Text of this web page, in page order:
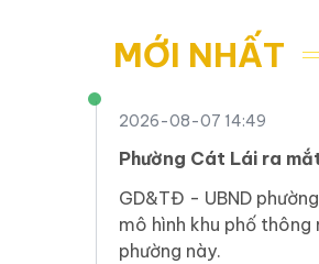
MỚI NHẤT
2026-08-07 14:49
Phường Cát Lái ra
GD&TĐ - UBND
mô hình khu phố
phường này.